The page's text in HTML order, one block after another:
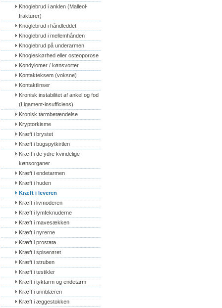
Knoglebrud i anklen (Malleol-
frakturer)
Knoglebrud i håndleddet
Knoglebrud i mellemhånden
Knoglebrud på underarmen
Knogleskørhed eller osteoporose
Kondylomer / kønsvorter
Kontakteksem (voksne)
Kontaktlinser
Kronisk instabilitet af ankel og fod
(Ligament-insufficiens)
Kronisk tarmbetændelse
Kryptorkisme
Kræft i brystet
Kræft i bugspytkirtlen
Kræft i de ydre kvindelige
kønsorganer
Kræft i endetarmen
Kræft i huden
Kræft i leveren
Kræft i livmoderen
Kræft i lymfeknuderne
Kræft i mavesækken
Kræft i nyrerne
Kræft i prostata
Kræft i spiserøret
Kræft i struben
Kræft i testikler
Kræft i tyktarm og endetarm
Kræft i urinblæren
Kræft i æggestokken